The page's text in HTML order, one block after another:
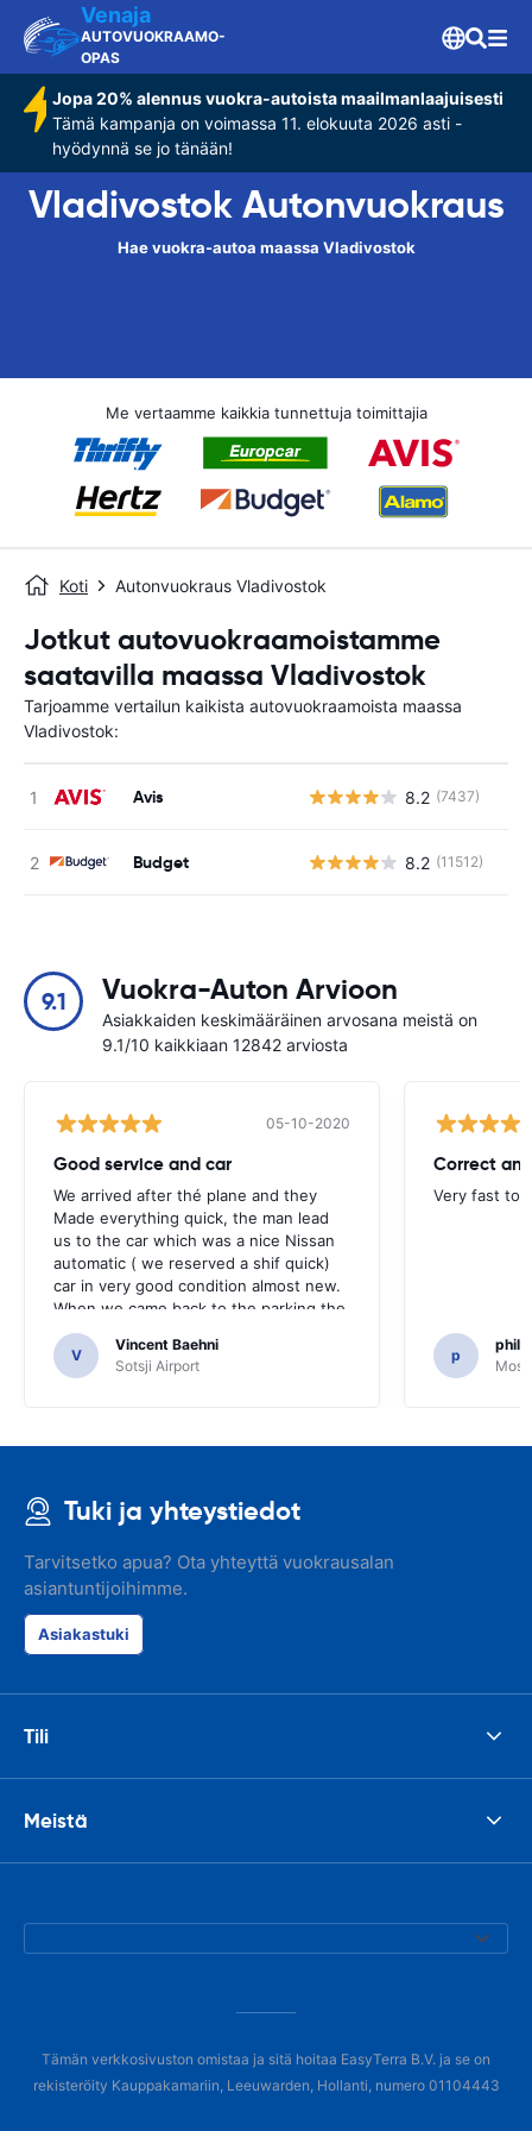
Venaja
AUTOVUOKRAAMO-
OPAS
Jopa 20% alennus vuokra-autoista maailmanlaajuisesti
Tämä kampanja on voimassa 11. elokuuta 2026 asti -
hyödynnä se jo tänään!
Vladivostok Autonvuokraus
Hae vuokra-autoa maassa Vladivostok
Me vertaamme kaikkia tunnettuja toimittajia
Koti Autonvuokraus Vladivostok
Jotkut autovuokraamoistamme
saatavilla maassa Vladivostok
Tarjoamme vertailun kaikista autovuokraamoista maassa
Vladivostok:
Avis 8.2 (7437)
Budget 8.2 (11512)
9.1 Vuokra-Auton Arvioon
Asiakkaiden keskimääräinen arvosana meistä on
9.1/10 kaikkiaan 12842 arviosta
05-10-2020
Good service and car
We arrived after thé plane and they
Made everything quick, the man lead
us to the car which was a nice Nissan
automatic ( we reserved a shif quick)
car in very good condition almost new.
When we came back to the parking the
same man came in 5 minutes and after
a quick check we left. Very friendly and
nice. We can only recommand this
V
Vincent Baehni
Sotsji Airport
Correct
Very fast to
p
Tuki ja yhteystiedot
Tarvitsetko apua? Ota yhteyttä vuokrausalan
asiantuntijoihimme.
Asiakastuki
Tili
Meistä
Tämän verkkosivuston omistaa ja sitä hoitaa EasyTerra B.V. ja se on
rekisteröity Kauppakamariin, Leeuwarden, Hollanti, numero 01104443